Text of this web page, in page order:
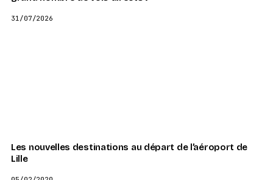
31/07/2026
Les nouvelles destinations au départ de l’aéroport de
Lille